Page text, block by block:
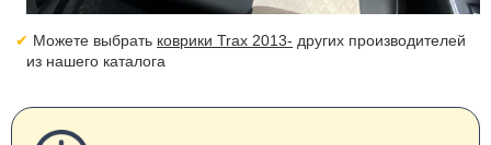
Можете выбрать коврики Trax 2013- других производителей
из нашего каталога